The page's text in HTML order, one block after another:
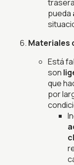
pueda
Materiales
Está
son
que
por